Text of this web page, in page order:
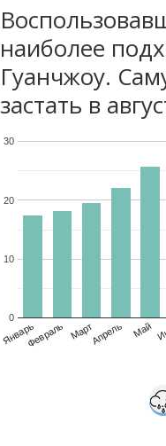
наиболее
Гуанчжоу.
застать в
ЯнварьФевраль МартАпрель Май
0
10
20
30